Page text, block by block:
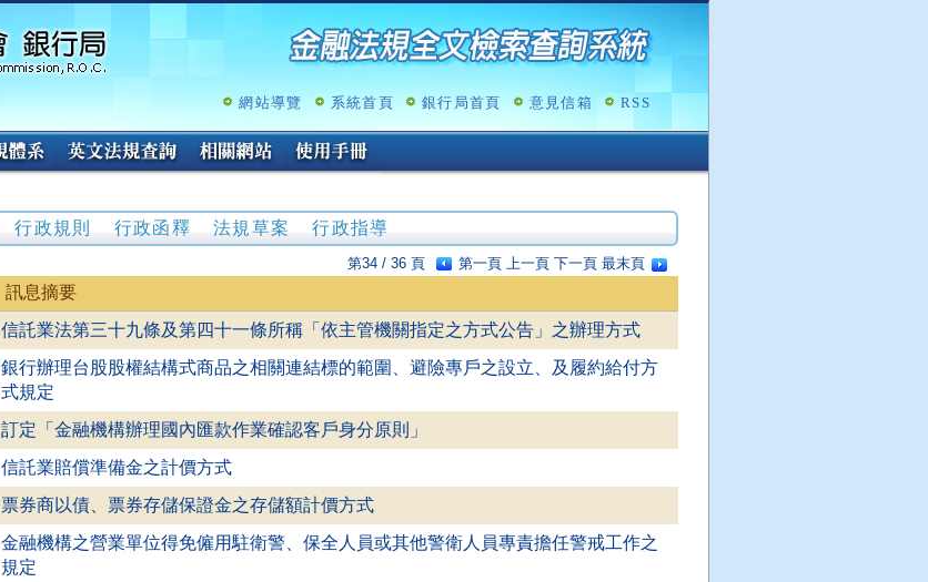
跳
容
網站導覽 系統首頁 銀行局首頁 意見信箱 RSS
行政規則 行政函釋 法規草案 行政指導
第34 / 36 頁 第一頁 上一頁 下一頁 最末頁
訊息摘要
信託業法第三十九條及第四十一條所稱「依主管機關指定之方式公告」之辦理方式
銀行辦理台股股權結構式商品之相關連結標的範圍、避險專戶之設立、及履約給付方
式規定
訂定「金融機構辦理國內匯款作業確認客戶身分原則」
信託業賠償準備金之計價方式
票券商以債、票券存儲保證金之存儲額計價方式
金融機構之營業單位得免僱用駐衛警、保全人員或其他警衛人員專責擔任警戒工作之
規定